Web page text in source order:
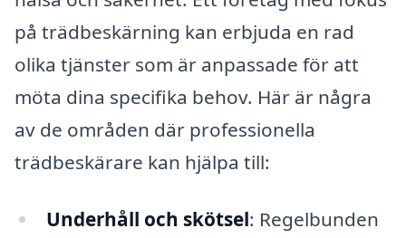
på trädbeskärning kan erbjuda en rad
olika tjänster som är anpassade för att
möta dina specifika behov. Här är några
av de områden där professionella
trädbeskärare kan hjälpa till:
Underhåll och skötsel: Regelbunden